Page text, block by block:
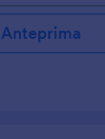
Anteprima